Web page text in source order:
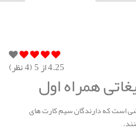
4.25از 5 ( 4نظر)
همراه اول
است که دارندگان سیم کارت های